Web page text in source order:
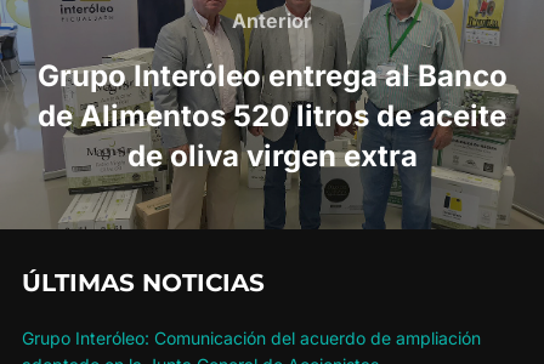
de
entradas
Anterior
Anterior
Grupo Interóleo entrega al Banco
de Alimentos 520 litros de aceite
de oliva virgen extra
ÚLTIMAS NOTICIAS
Grupo Interóleo: Comunicación del acuerdo de ampliación